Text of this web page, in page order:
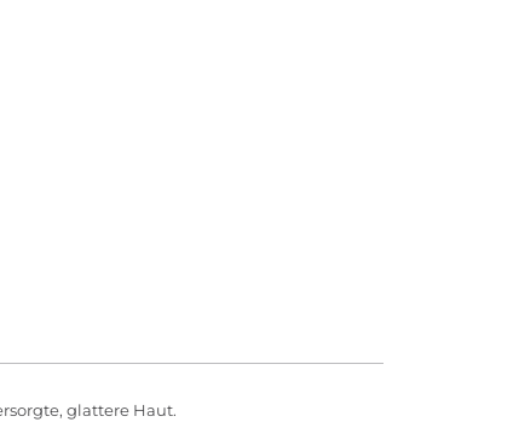
glattere Haut.